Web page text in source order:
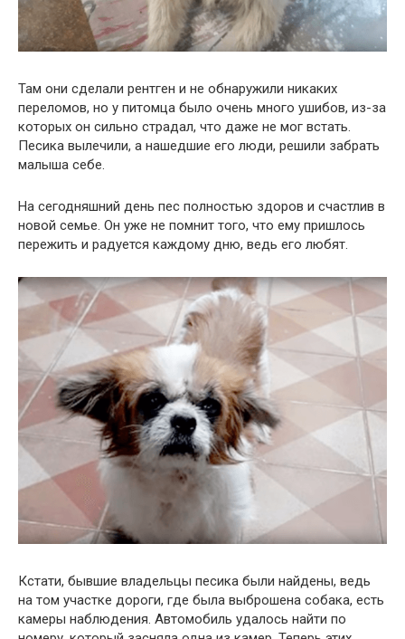
Там они сделали рентген и не обнаружили никаких
переломов, но у питомца было очень много ушибов, из-за
которых он сильно страдал, что даже не мог встать.
Песика вылечили, а нашедшие его люди, решили забрать
малыша себе.
На сегодняшний день пес полностью здоров и счастлив в
новой семье. Он уже не помнит того, что ему пришлось
пережить и радуется каждому дню, ведь его любят.
Кстати, бывшие владельцы песика были найдены, ведь
на том участке дороги, где была выброшена собака, есть
камеры наблюдения. Автомобиль удалось найти по